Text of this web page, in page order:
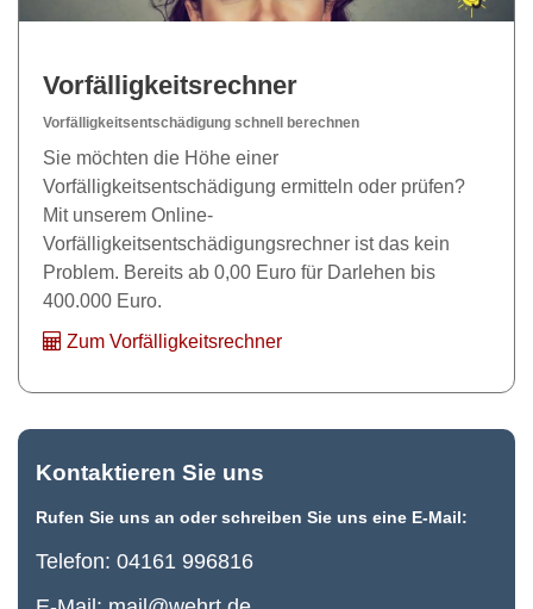
Vorfälligkeitsrechner
Vorfälligkeitsentschädigung schnell berechnen
Sie möchten die Höhe einer
Vorfälligkeitsentschädigung ermitteln oder prüfen?
Mit unserem Online-
Vorfälligkeitsentschädigungsrechner ist das kein
Problem. Bereits ab 0,00 Euro für Darlehen bis
400.000 Euro.
Zum Vorfälligkeitsrechner
Kontaktieren Sie uns
Rufen Sie uns an oder schreiben Sie uns eine E-Mail:
Telefon: 04161 996816